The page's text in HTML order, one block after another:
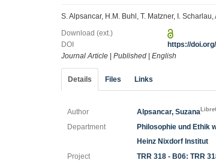
S. Alpsancar, H.M. Buhl, T. Matzner, I.
Download (ext.)
DOI
https://
Journal Article
Published English
Details Files Links
Author Alpsancar, Suzana
Department
Philosophie und Ethik
Heinz Nixdorf Institut
Project
TRR 318 - B06: TRR